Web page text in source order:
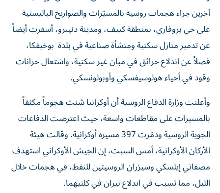
آخرين جراء هجمات روسية بالمسيّرات والصواريخ الباليستية
على حي بروفاري، بمنطقة كييف، ومدينة دنيبرو، أسفرت أيضاً
عن تدمير منازل سكنية ومنشأة صناعية في بلدة بوخيفكا،
فضلاً عن اندلاع حرائق في مبان غير سكنية، واشتعال خزانات
وقود في أحياء هولوسيفسكي وأوبولونسكي.
وأعلنت وزارة الدفاع الروسية أن أوكرانيا شنت هجوماً مكثفاً
بالمسيرات على مقاطعات واسعة، حيث اعترضت الدفاعات
الجوية الروسية ودمّرت 397 مسيرة أوكرانية. وقالت هيئة
الأركان الأوكرانية، أمس السبت، ‌إن الجيش ‌الأوكراني استهدف
مصفاتي ‌إيلسكي وسيزران الروسيتين للنفط، في هجمات خلال
الليل، مما تسبب في اندلاع نيران في ​كلتيهما.